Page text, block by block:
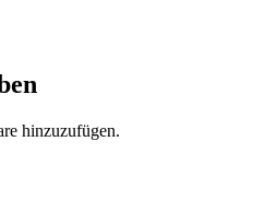
hinzuzufügen.